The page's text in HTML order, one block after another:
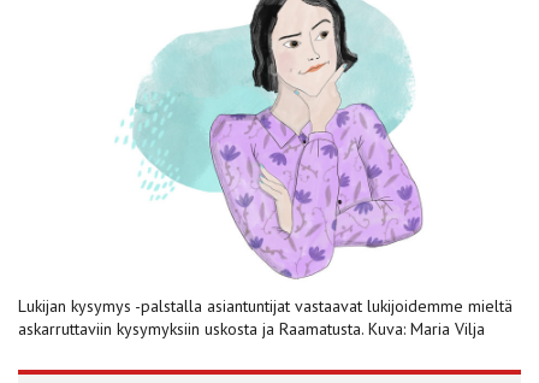
Lukijan kysymys -palstalla asiantuntijat vastaavat lukijoidemme mieltä
askarruttaviin kysymyksiin uskosta ja Raamatusta. Kuva: Maria Vilja